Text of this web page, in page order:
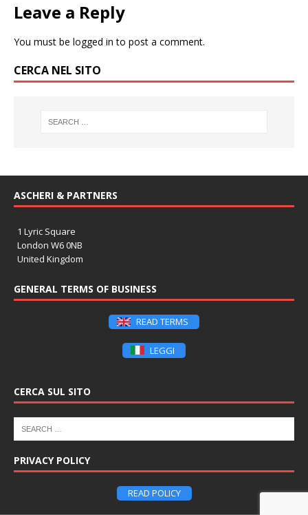
Leave a Reply
You must be logged in to post a comment.
CERCA NEL SITO
ASCHERI & PARTNERS
1 Lyric Square
London W6 0NB
United Kingdom
GENERAL TERMS OF BUSINESS
READ TERMS
LEGGI
CERCA SUL SITO
PRIVACY POLICY
READ POLICY